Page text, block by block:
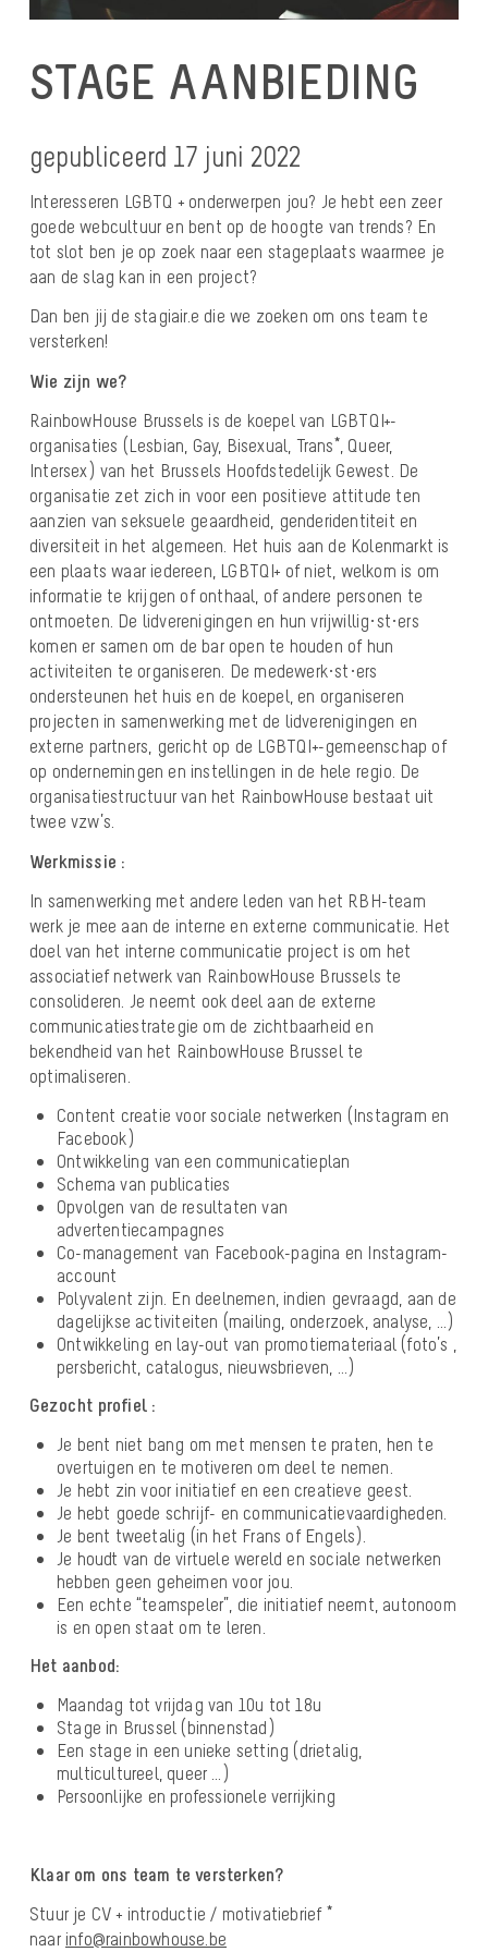
STAGE AANBIEDING
gepubliceerd 17 juni 2022
Interesseren LGBTQ + onderwerpen jou? Je hebt een zeer
goede webcultuur en bent op de hoogte van trends? En
tot slot ben je op zoek naar een stageplaats waarmee je
aan de slag kan in een project?
Dan ben jij de stagiair.e die we zoeken om ons team te
versterken!
Wie zijn we?
RainbowHouse Brussels is de koepel van LGBTQI+-
organisaties (Lesbian, Gay, Bisexual, Trans*, Queer,
Intersex) van het Brussels Hoofdstedelijk Gewest. De
organisatie zet zich in voor een positieve attitude ten
aanzien van seksuele geaardheid, genderidentiteit en
diversiteit in het algemeen. Het huis aan de Kolenmarkt is
een plaats waar iedereen, LGBTQI+ of niet, welkom is om
informatie te krijgen of onthaal, of andere personen te
ontmoeten. De lidverenigingen en hun vrijwillig·st·ers
komen er samen om de bar open te houden of hun
activiteiten te organiseren. De medewerk·st·ers
ondersteunen het huis en de koepel, en organiseren
projecten in samenwerking met de lidverenigingen en
externe partners, gericht op de LGBTQI+-gemeenschap of
op ondernemingen en instellingen in de hele regio. De
organisatiestructuur van het RainbowHouse bestaat uit
twee vzw’s.
Werkmissie :
In samenwerking met andere leden van het RBH-team
werk je mee aan de interne en externe communicatie. Het
doel van het interne communicatie project is om het
associatief netwerk van RainbowHouse Brussels te
consolideren. Je neemt ook deel aan de externe
communicatiestrategie om de zichtbaarheid en
bekendheid van het RainbowHouse Brussel te
optimaliseren.
Content creatie voor sociale netwerken (Instagram en
Facebook)
Ontwikkeling van een communicatieplan
Schema van publicaties
Opvolgen van de resultaten van
advertentiecampagnes
Co-management van Facebook-pagina en Instagram-
account
Polyvalent zijn. En deelnemen, indien gevraagd, aan de
dagelijkse activiteiten (mailing, onderzoek, analyse, …)
Ontwikkeling en lay-out van promotiemateriaal (foto’s ,
persbericht, catalogus, nieuwsbrieven, …)
Gezocht profiel :
Je bent niet bang om met mensen te praten, hen te
overtuigen en te motiveren om deel te nemen.
Je hebt zin voor initiatief en een creatieve geest.
Je hebt goede schrijf- en communicatievaardigheden.
Je bent tweetalig (in het Frans of Engels).
Je houdt van de virtuele wereld en sociale netwerken
hebben geen geheimen voor jou.
Een echte “teamspeler”, die initiatief neemt, autonoom
is en open staat om te leren.
Het aanbod:
Maandag tot vrijdag van 10u tot 18u
Stage in Brussel (binnenstad)
Een stage in een unieke setting (drietalig,
multicultureel, queer …)
Persoonlijke en professionele verrijking
Klaar om ons team te versterken?
Stuur je CV + introductie / motivatiebrief *
naar info@rainbowhouse.be